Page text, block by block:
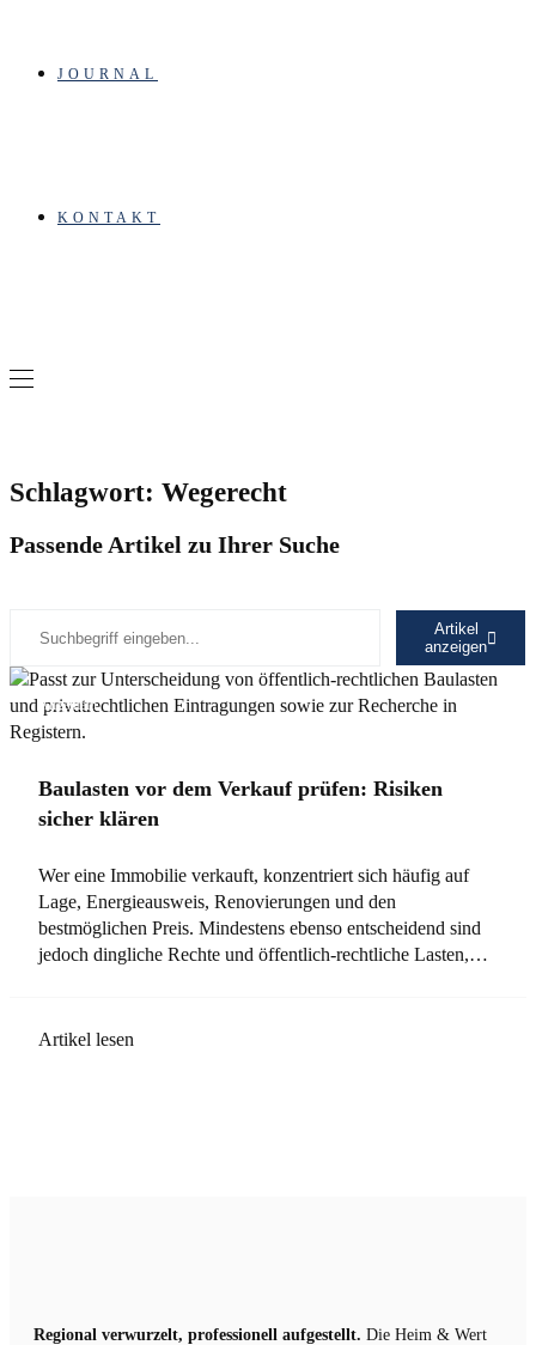
JOURNAL
KONTAKT
Schlagwort: Wegerecht
Passende Artikel zu Ihrer Suche
Artikel
anzeigen
Allgemein
Baulasten vor dem Verkauf prüfen: Risiken
sicher klären
Wer eine Immobilie verkauft, konzentriert sich häufig auf
Lage, Energieausweis, Renovierungen und den
bestmöglichen Preis. Mindestens ebenso entscheidend sind
jedoch dingliche Rechte und öffentlich-rechtliche Lasten,…
Artikel lesen
Regional verwurzelt, professionell aufgestellt. Die Heim & Wert